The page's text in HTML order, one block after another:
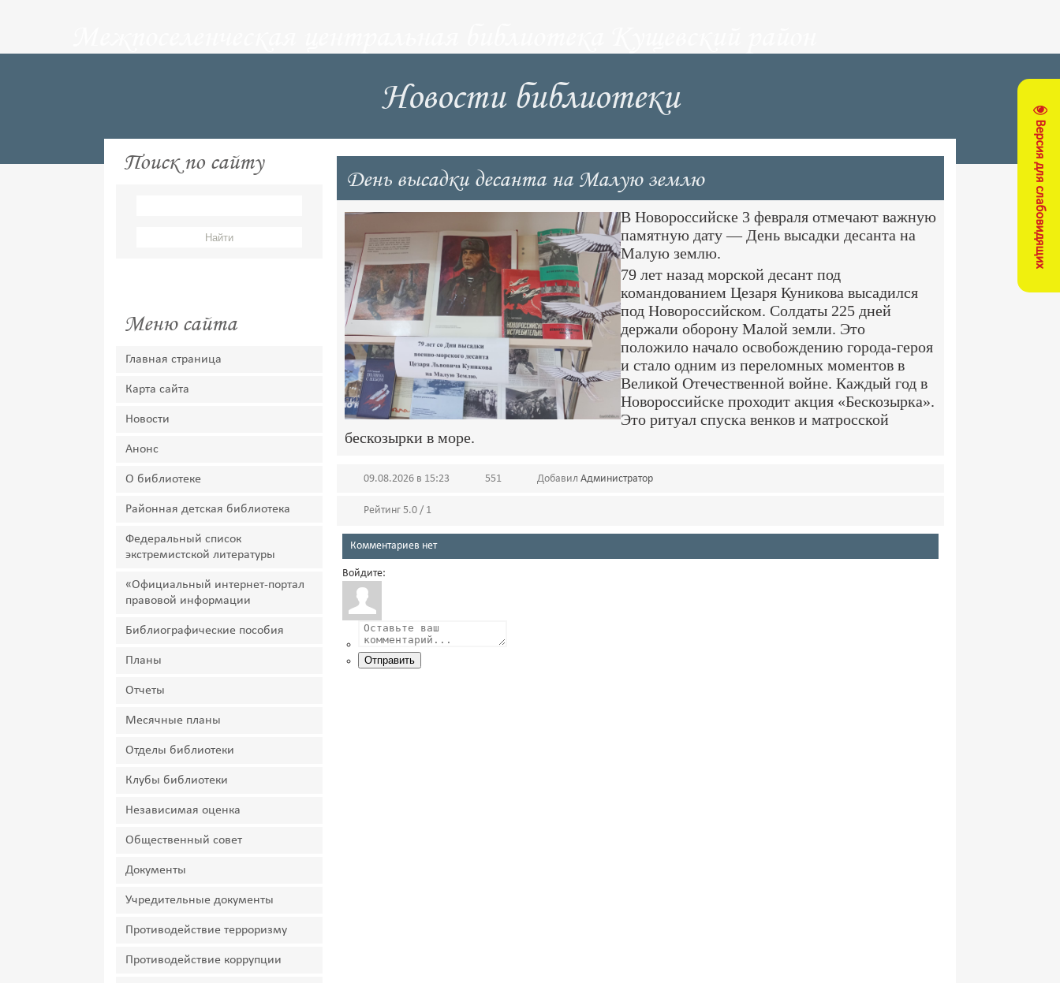
Версия для слабовидящих
Новости библиотеки
Поиск по сайту
Меню сайта
Главная страница
Карта сайта
Новости
Анонс
О библиотеке
Районная детская библиотека
Федеральный список
экстремистской литературы
«Официальный интернет-портал
правовой информации
Библиографические пособия
Планы
Отчеты
Месячные планы
Отделы библиотеки
Клубы библиотеки
Независимая оценка
Общественный совет
Документы
Учредительные документы
Противодействие терроризму
Противодействие коррупции
День высадки десанта на Малую землю
В Новороссийске 3 февраля отмечают важную
памятную дату — День высадки десанта на
Малую землю.
79 лет назад морской десант под
командованием Цезаря Куникова высадился
под Новороссийском. Солдаты 225 дней
держали оборону Малой земли. Это
положило начало освобождению города-героя
и стало одним из переломных моментов в
Великой Отечественной войне. Каждый год в
Новороссийске проходит акция «Бескозырка».
Это ритуал спуска венков и матросской
бескозырки в море.
09.08.2026 в 15:23 551 Добавил Администратор
Рейтинг 5.0 / 1
Комментариев нет
Войдите:
Отправить